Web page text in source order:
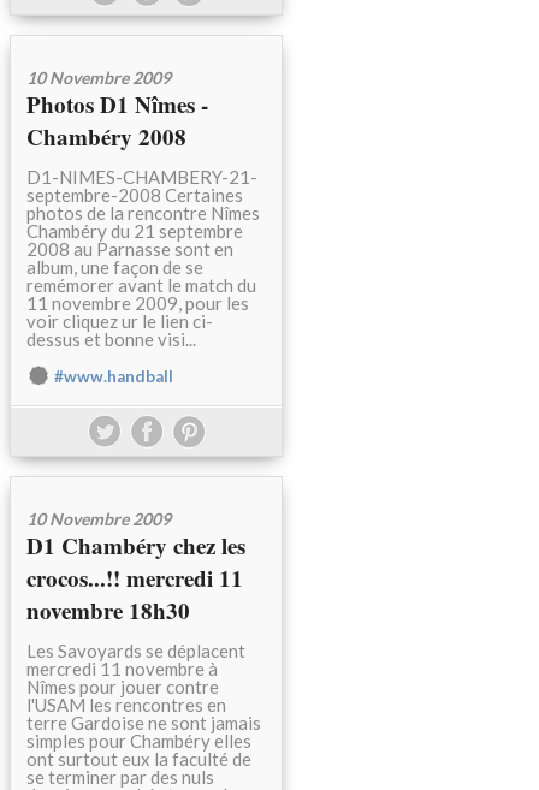
10 Novembre 2009
Photos D1 Nîmes -
Chambéry 2008
D1-NIMES-CHAMBERY-21-
septembre-2008 Certaines
photos de la rencontre Nîmes
Chambéry du 21 septembre
2008 au Parnasse sont en
album, une façon de se
remémorer avant le match du
11 novembre 2009, pour les
voir cliquez ur le lien ci-
dessus et bonne visi...
#www.handball
10 Novembre 2009
D1 Chambéry chez les
crocos...!! mercredi 11
novembre 18h30
Les Savoyards se déplacent
mercredi 11 novembre à
Nîmes pour jouer contre
l'USAM les rencontres en
terre Gardoise ne sont jamais
simples pour Chambéry elles
ont surtout eux la faculté de
se terminer par des nuls